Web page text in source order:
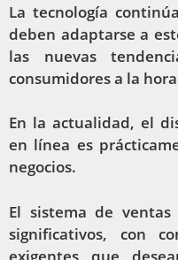
La tecnología
deben adaptarse a
las nuevas
consumidores a la
En la actualidad, el
en línea es
negocios.
El sistema de
significativos, con
exigentes que